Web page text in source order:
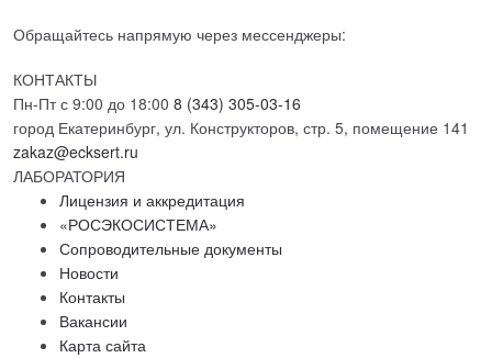
Обращайтесь напрямую через мессенджеры:
КОНТАКТЫ
Пн-Пт с 9:00 до 18:00 8 (343) 305-03-16
город Екатеринбург, ул. Конструкторов, стр. 5, помещение 141
zakaz@ecksert.ru
ЛАБОРАТОРИЯ
Лицензия и аккредитация
«РОСЭКОСИСТЕМА»
Сопроводительные документы
Новости
Контакты
Вакансии
Карта сайта